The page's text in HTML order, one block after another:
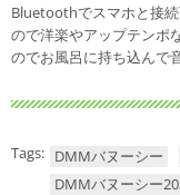
Bluetoothでスマホと接
ので洋楽やアップテンポ
のでお風呂に持ち込んで
Tags: DMMバヌーシー
DMMバヌーシー